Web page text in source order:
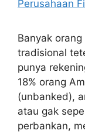
Banyak
tradisional
punya
18% orang
(unbanked),
atau gak
perbankan,